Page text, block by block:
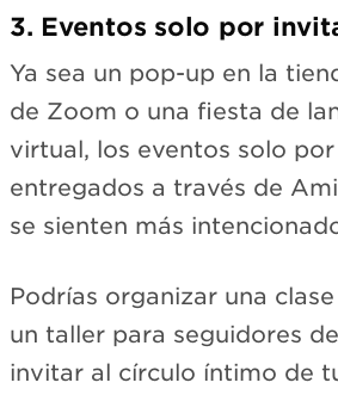
3. Eventos solo por
Ya sea un pop-up en la
de Zoom o una fiesta de
virtual, los eventos solo
entregados a través de
se sienten más
Podrías organizar una
un taller para seguidores
invitar al círculo íntimo de